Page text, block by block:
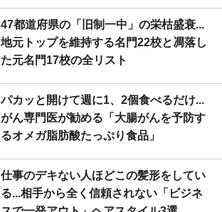
47都道府県の「旧制一中」の栄枯盛衰...
地元トップを維持する名門22校と凋落し
た元名門17校の全リスト
パカッと開けて週に1、2個食べるだけ...
がん専門医が勧める「大腸がんを予防す
るオメガ脂肪酸たっぷり食品」
仕事のデキない人ほどこの髪形をしてい
る...相手から全く信頼されない「ビジネ